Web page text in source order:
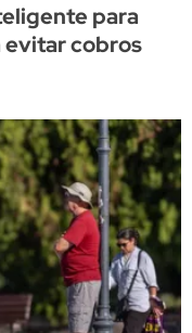
para
evitar cobros